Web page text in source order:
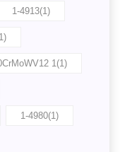
1-4913(1)
1(1)
1-4980(1)